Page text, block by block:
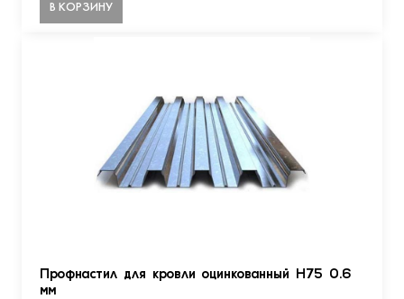
В КОРЗИНУ
Профнастил для кровли оцинкованный Н75 0.6
мм